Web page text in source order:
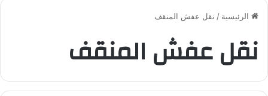
الرئيسية / نقل عفش المنقف
نقل عفش المنقف